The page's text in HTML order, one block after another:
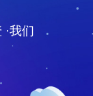
·我们